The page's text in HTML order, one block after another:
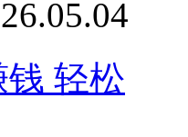
钱 轻松